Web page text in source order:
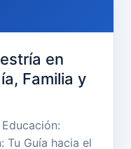
en
Familia y
Tu Guía hacia el